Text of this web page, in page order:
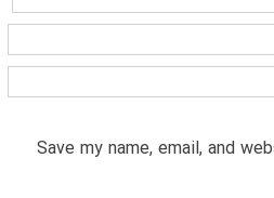
Save my name, email, and